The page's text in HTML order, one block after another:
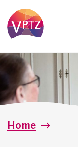
Home